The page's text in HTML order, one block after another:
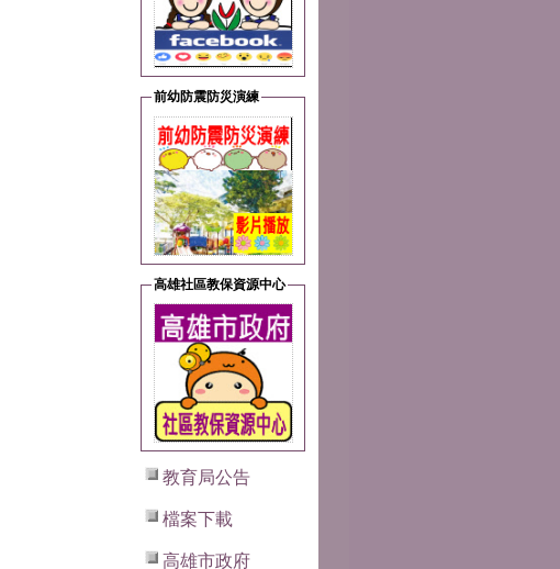
前幼防震防災演練
高雄社區教保資源中心
教育局公告
檔案下載
高雄市政府